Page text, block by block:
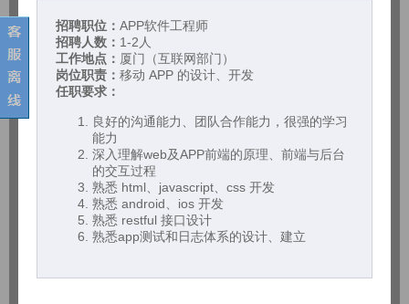
招聘职位： APP软件工程师
招聘人数： 1-2人
工作地点： 厦门（互联网部门）
岗位职责： 移动 APP 的设计、开发
任职要求：
良好的沟通能力、团队合作能力，很强的学习
能力
深入理解web及APP前端的原理、前端与后台
的交互过程
熟悉 html、javascript、css 开发
熟悉 android、ios 开发
熟悉 restful 接口设计
熟悉app测试和日志体系的设计、建立